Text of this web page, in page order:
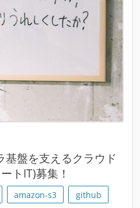
基盤を支えるクラウド
トIT)募集！
amazon-s3
github